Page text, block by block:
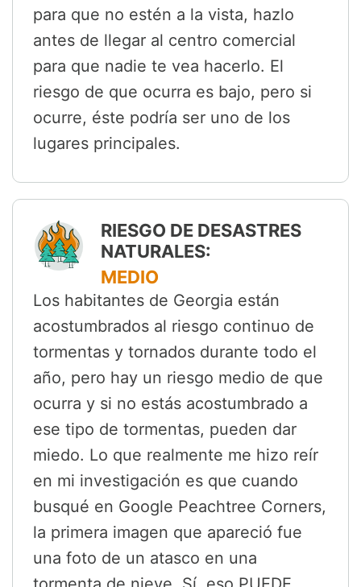
para que no estén a la vista, hazlo
antes de llegar al centro comercial
para que nadie te vea hacerlo. El
riesgo de que ocurra es bajo, pero si
ocurre, éste podría ser uno de los
lugares principales.
RIESGO DE DESASTRES
NATURALES:
MEDIO
Los habitantes de Georgia están
acostumbrados al riesgo continuo de
tormentas y tornados durante todo el
año, pero hay un riesgo medio de que
ocurra y si no estás acostumbrado a
ese tipo de tormentas, pueden dar
miedo. Lo que realmente me hizo reír
en mi investigación es que cuando
busqué en Google Peachtree Corners,
la primera imagen que apareció fue
una foto de un atasco en una